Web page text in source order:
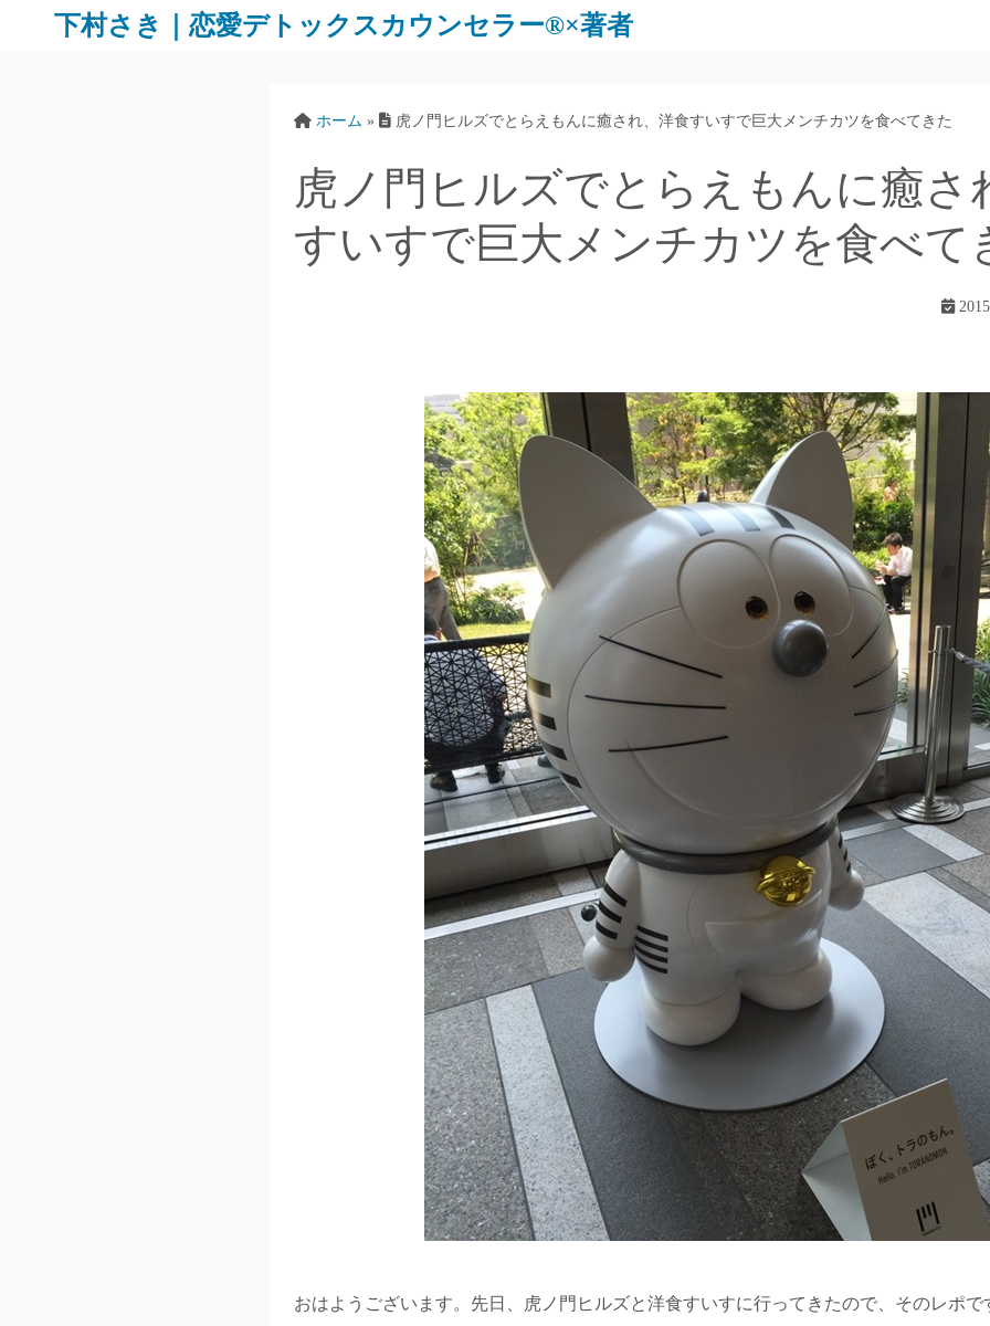
下村さき｜恋愛デトックスカウンセラー®×著者
ホーム » 虎ノ門ヒルズでとらえもんに癒され、洋食すいすで巨大メンチカツを食べてきた
虎ノ門ヒルズでとらえもんに癒さ
すいすで巨大メンチカツを食べて
おはようございます。先日、虎ノ門ヒルズと洋食すいすに行ってきたので、そのレポで